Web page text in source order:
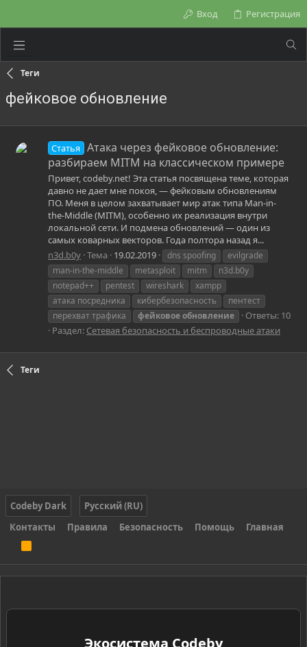
Вход Регистрация
Теги
фейковое обновление
Статья
Атака через фейковое обновление:
разбираем MITM на классическом примере
Привет, codeby.net! Эта статья посвящена теме, которая
давно не дает мне покоя, — фейковым обновлениям
ПО. Меня в целом захватывает мир атак типа Man-in-
the-Middle (MITM), особенно их реализация внутри
локальной сети. И подмена обновлений — один из
самых коварных векторов. Года полтора назад я...
n3d.b0y Тема 19.02.2019 dns spoofing
evilgrade
man-in-the-middle
metasploit mitm
n3d.b0y
notepad++
pentest wireshark
xampp
атака посредника
кибербезопасность
пентест
перехват трафика
фейковоеобновление
Ответы: 10
Раздел: Сетевая безопасность и беспроводные атаки
Теги
Codeby Dark
Русский (RU)
Контакты
Правила Безопасность Помощь Главная
S